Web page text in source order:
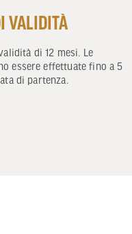
VALIDITÀ
di 12 mesi. Le
essere effettuate fino a 5
di partenza.